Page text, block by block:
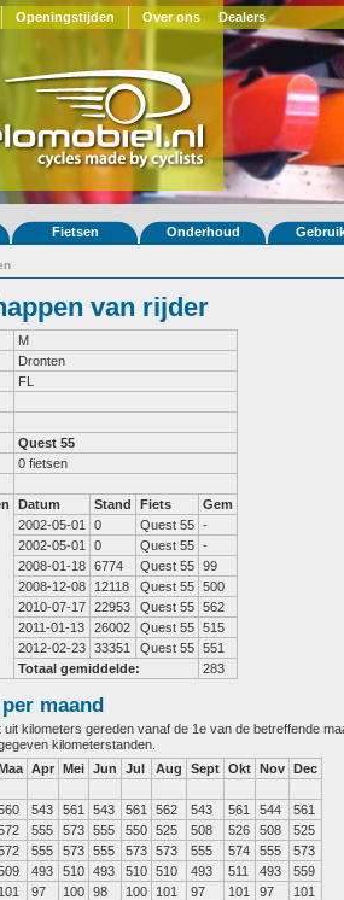
Openingstijden Over ons Dealers
Fietsen Onderhoud
van rijder
M
Dronten
FL
Quest 55
0 fietsen
Datum Stand Fiets
Gem
2002-05-01
0 Quest 55 -
2002-05-01
0 Quest 55 -
2008-01-18 6774 Quest 55 99
2008-12-08
12118 Quest 55 500
2010-07-17 22953 Quest 55 562
2011-01-13
26002 Quest 55 515
2012-02-23 33351 Quest 55 551
Totaal gemiddelde:
283
maand
uit kilometers gereden vanaf de 1e van de betreffende
kilometerstanden.
Apr Mei Jun Jul Aug Sept Okt Nov Dec
543 561 543 561 562 543 561 544
561
555 573 555 550 525 508 526 508
525
555 573 555 573 573 555 574 555
573
493 510 493 510 510 493 511 493
559
101 97 100 98 100 101 97 101 97
101